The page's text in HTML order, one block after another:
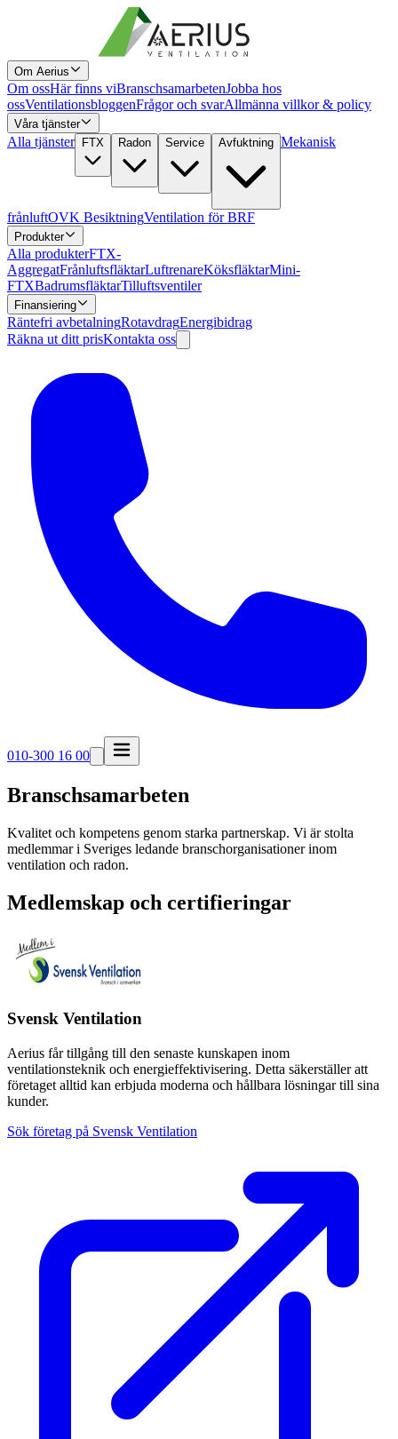
Om Aerius
Om ossHär finns viBranschsamarbetenJobba hos
ossVentilationsbloggenFrågor och svarAllmänna villkor & policy
Våra tjänster
Alla tjänster FTX Radon Service Avfuktning Mekanisk
frånluftOVK BesiktningVentilation för BRF
Produkter
Alla produkterFTX-
AggregatFrånluftsfläktarLuftrenareKöksfläktarMini-
FTXBadrumsfläktarTilluftsventiler
Finansiering
Räntefri avbetalningRotavdragEnergibidrag
Räkna ut ditt prisKontakta oss
010-300 16 00
Branschsamarbeten
Kvalitet och kompetens genom starka partnerskap. Vi är stolta
medlemmar i Sveriges ledande branschorganisationer inom
ventilation och radon.
Medlemskap och certifieringar
Svensk Ventilation
Aerius får tillgång till den senaste kunskapen inom
ventilationsteknik och energieffektivisering. Detta säkerställer att
företaget alltid kan erbjuda moderna och hållbara lösningar till sina
kunder.
Sök företag på Svensk Ventilation